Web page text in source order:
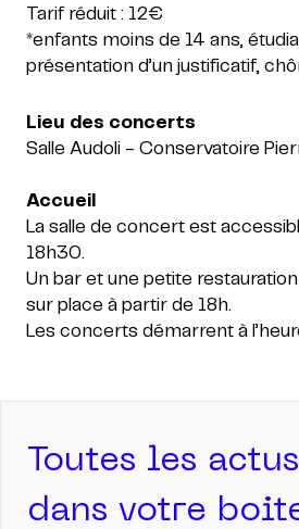
Tarif réduit : 12€
*enfants moins de 14 ans,
présentation d’un justificatif,
Salle Audoli - Conservatoire
Accueil
La salle de concert est
18h30.
Un bar et une petite
sur place à partir de 18h.
Les concerts démarrent à
Toutes les
dans votre